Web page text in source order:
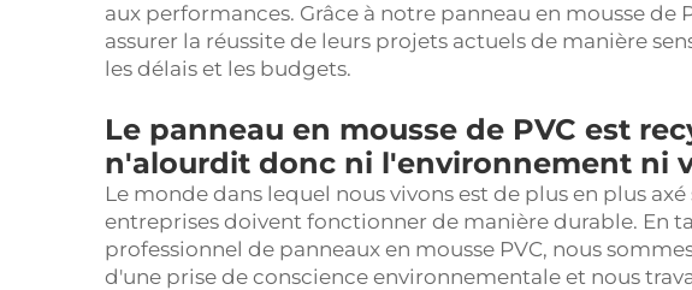
aux performances. Grâce à notre panneau en mousse de
assurer la réussite de leurs projets actuels de manière
les délais et les budgets.
Le panneau en mousse de PVC est
n'alourdit donc ni l'environnement ni
Le monde dans lequel nous vivons est de plus en plus
entreprises doivent fonctionner de manière durable. En
professionnel de panneaux en mousse PVC, nous
d'une prise de conscience environnementale et nous